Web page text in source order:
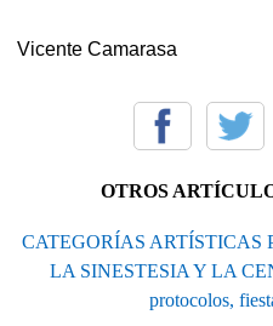
Vicente Camarasa
OTROS
CATEGORÍAS ARTÍSTICAS
LA SINESTESIA Y LA
protocolos,